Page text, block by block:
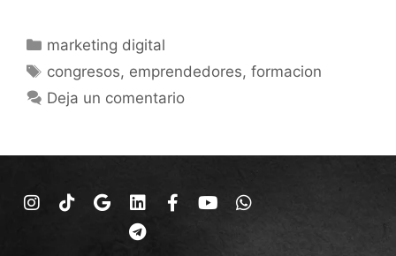
marketing digital
congresos, emprendedores,formacion
Deja un comentario